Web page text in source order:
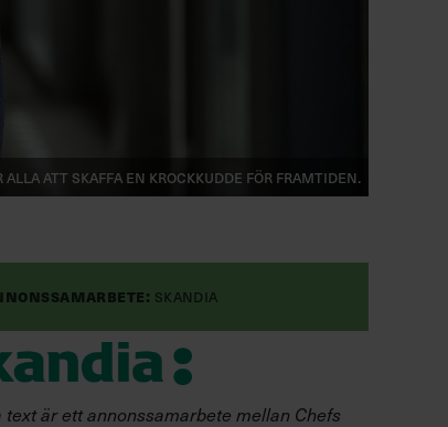
alla att skaffa en krockkudde för framtiden.
Skandia
text är ett annonssamarbete mellan Chefs